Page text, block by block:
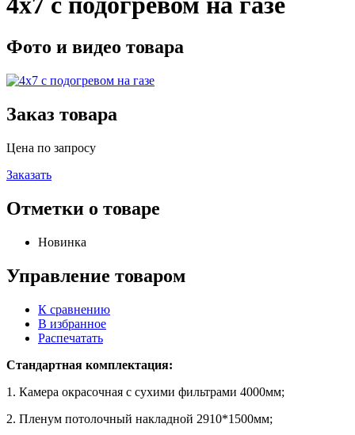
Фото и видео товара
Заказ товара
Цена по запросу
Заказать
Отметки о товаре
Новинка
Управление товаром
К сравнению
В избранное
Распечатать
Стандартная комплектация:
1. Камера окрасочная с сухими фильтрами 4000мм;
2. Пленум потолочный накладной 2910*1500мм;